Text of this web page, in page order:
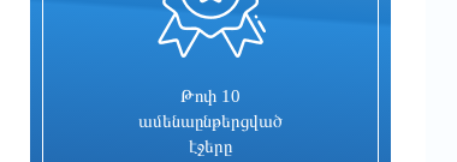
Ընդդիմադիր պատգամավորները
մեկնել են Վաղարշապատի
դատարան, որտեղ մեկնարկում է
գործով նիստը
Թոփ 10
ամենաընթերցված
էջերը